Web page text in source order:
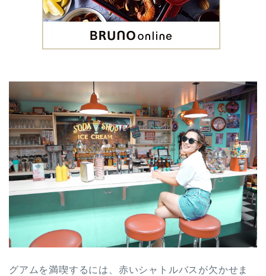
グアムを満喫するには、赤いシャトルバスが欠かせま